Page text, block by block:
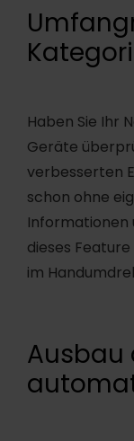
Haben Sie Ihr
Geräte
verbesserten
schon ohne
Informationen
dieses
im
Ausbau